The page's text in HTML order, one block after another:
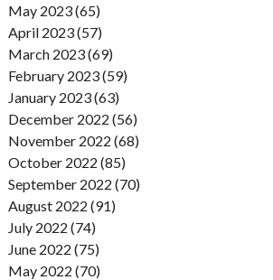
May 2023 (65)
April 2023 (57)
March 2023 (69)
February 2023 (59)
January 2023 (63)
December 2022 (56)
November 2022 (68)
October 2022 (85)
September 2022 (70)
August 2022 (91)
July 2022 (74)
June 2022 (75)
May 2022 (70)